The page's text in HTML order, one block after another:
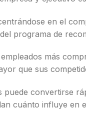
en el
programa de
más
que sus
puede convertirse
cuánto influye en